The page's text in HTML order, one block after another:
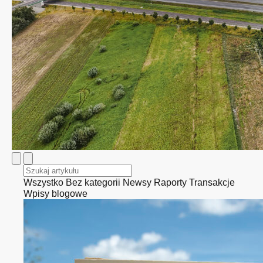
Wszystko Bez kategorii Newsy Raporty Transakcje
Wpisy blogowe